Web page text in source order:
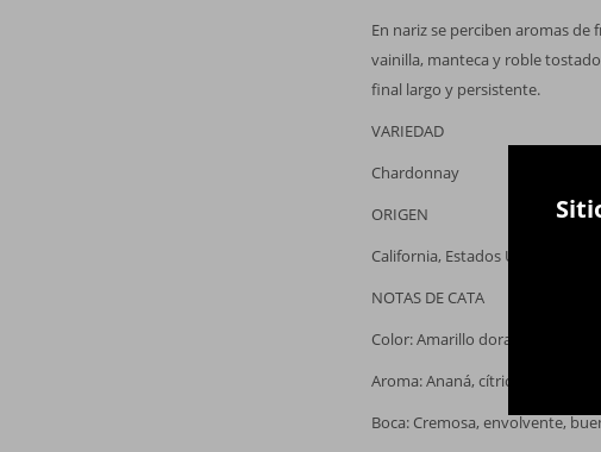
En nariz se perciben aromas
vainilla, manteca y roble
final largo y persistente.
VARIEDAD
Chardonnay
ORIGEN
California, Estados Unidos
NOTAS DE CATA
Color: Amarillo dorado brillante
Aroma: Ananá, cítricos
Boca: Cremosa, envolvente,